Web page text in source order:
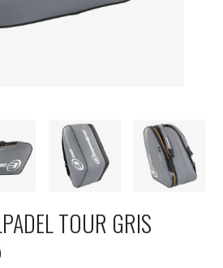
TOUR GRIS